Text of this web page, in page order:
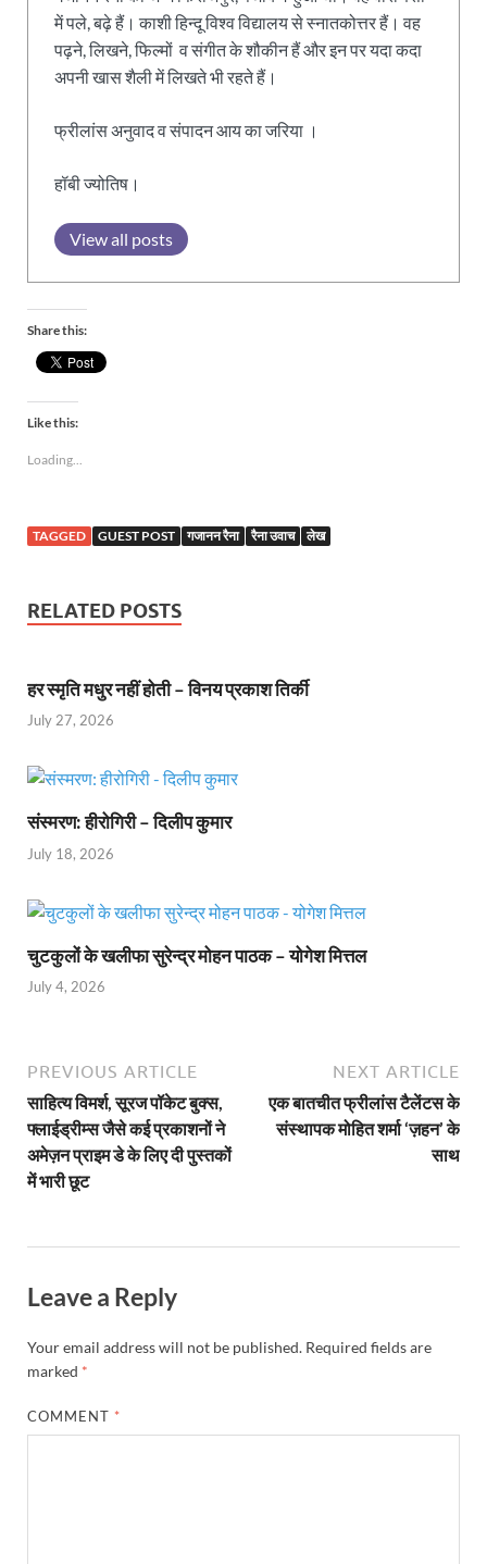
में पले, बढ़े हैं। काशी हिन्दू विश्व विद्यालय से स्नातकोत्तर हैं। वह
पढ़ने, लिखने, फिल्मों व संगीत के शौकीन हैं और इन पर यदा कदा
अपनी खास शैली में लिखते भी रहते हैं।
फ्रीलांस अनुवाद व संपादन आय का जरिया ।
हॉबी ज्योतिष।
View all posts
Share this:
Like this:
Loading...
TAGGED GUEST POST गजानन रैना रैना उवाच लेख
RELATED POSTS
हर स्मृति मधुर नहीं होती – विनय प्रकाश तिर्की
July 27, 2026
संस्मरण: हीरोगिरी – दिलीप कुमार
July 18, 2026
चुटकुलों के खलीफा सुरेन्द्र मोहन पाठक – योगेश मित्तल
July 4, 2026
PREVIOUS ARTICLE
साहित्य विमर्श, सूरज पॉकेट बुक्स,
फ्लाईड्रीम्स जैसे कई प्रकाशनों ने
अमेज़न प्राइम डे के लिए दी पुस्तकों
में भारी छूट
NEXT ARTICLE
एक बातचीत फ्रीलांस टैलेंटस के
संस्थापक मोहित शर्मा ‘ज़हन’ के
साथ
Leave a Reply
Your email address will not be published. Required fields are
marked *
COMMENT *